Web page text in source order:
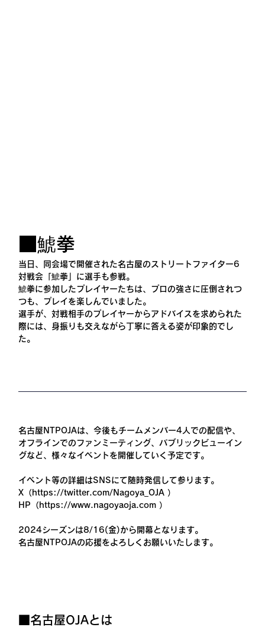
■鯱拳
当日、同会場で開催された名古屋のストリートファイター6
対戦会「鯱拳」に選手も参戦。
鯱拳に参加したプレイヤーたちは、プロの強さに圧倒されつ
つも、プレイを楽しんでいました。
選手が、対戦相手のプレイヤーからアドバイスを求められた
際には、身振りも交えながら丁寧に答える姿が印象的でし
た。
名古屋NTPOJAは、今後もチームメンバー4人での配信や、
オフラインでのファンミーティング、パブリックビューイン
グなど、様々なイベントを開催していく予定です。
イベント等の詳細はSNSにて随時発信して参ります。
X（ https://twitter.com/Nagoya_OJA ）
HP（ https://www.nagoyaoja.com ）
2024シーズンは8/16(金)から開幕となります。
名古屋NTPOJAの応援をよろしくお願いいたします。
■名古屋OJAとは